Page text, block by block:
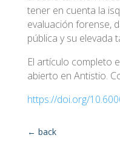
tener en cuenta la
evaluación forense,
pública y su elevada
El artículo completo
abierto en Antistio.
https://doi.org/
← back